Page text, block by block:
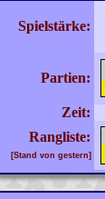
Spielstärke:
Partien:
Zeit:
Rangliste:
[Stand von gestern]